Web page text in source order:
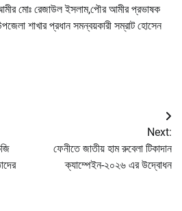
মোঃ রেজাউল ইসলাম,পৌর আমীর প্রভাষক
শাখার প্রধান সমন্বয়কারী সম্রাট হোসেন
Next:
ফেনীতে জাতীয় হাম রুবেলা টিকাদান
ক্যাম্পেইন-২০২৬ এর উদ্বোধন